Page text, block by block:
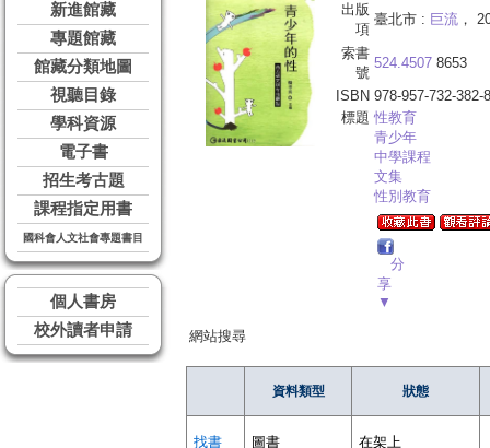
新進館藏
專題館藏
館藏分類地圖
視聽目錄
學科資源
電子書
招生考古題
課程指定用書
國科會人文社會專題書目
個人書房
校外讀者申請
出版
項
臺北市 : 巨流 ，
索書
號
524.4507 8653
ISBN 978-957-732-382-8
標題 性教育
青少年
中學課程
文集
性別教育
分
享
▼
網站搜尋
資料類型 狀態
找書 圖書 在架上